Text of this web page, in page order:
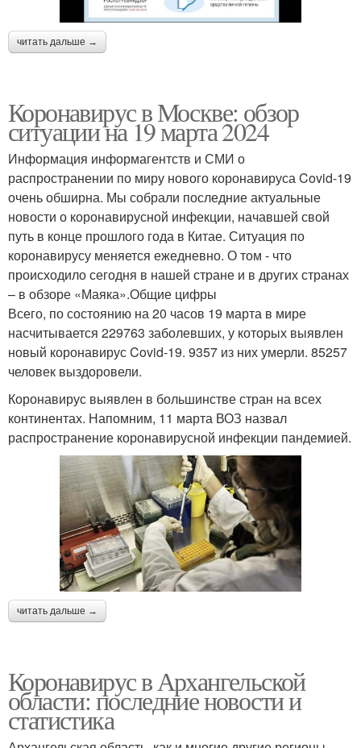
читать дальше →
Коронавирус в Москве: обзор
ситуации на 19 марта 2024
Информация информагентств и СМИ о
распространении по миру нового коронавируса Covid-19
очень обширна. Мы собрали последние актуальные
новости о коронавирусной инфекции, начавшей свой
путь в конце прошлого года в Китае. Ситуация по
коронавирусу меняется ежедневно. О том - что
происходило сегодня в нашей стране и в других странах
– в обзоре «Маяка».Общие цифры
Всего, по состоянию на 20 часов 19 марта в мире
насчитывается 229763 заболевших, у которых выявлен
новый коронавирус Covid-19. 9357 из них умерли. 85257
человек выздоровели.
Коронавирус выявлен в большинстве стран на всех
континентах. Напомним, 11 марта ВОЗ назвал
распространение коронавирусной инфекции пандемией.
читать дальше →
Коронавирус в Архангельской
области: последние новости и
статистика